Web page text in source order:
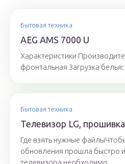
Бытовая техника
AEG AMS 7000 U
Характеристики
фронтальная Загрузка белья:
Бытовая техника
Телевизор LG,
Где взять нужные
обновления прошла быстро